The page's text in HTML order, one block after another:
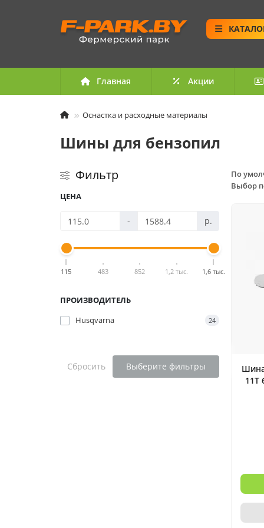
Главная Акции
Оснастка и расходные материалы
Шины для бензопил
Фильтр
ЦЕНА
- р.
115 483 852 1,2 тыс. 1,6 тыс.
ПРОИЗВОДИТЕЛЬ
Husqvarna
24
Сбросить Выберите фильтры
По
Выбор
11T